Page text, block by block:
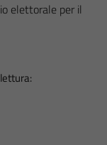
elettorale per il